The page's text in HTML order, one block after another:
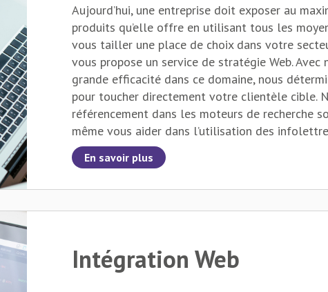
Aujourd’hui, une entreprise doit exposer au
produits qu’elle offre en utilisant tous les
vous tailler une place de choix dans votre
vous propose un service de stratégie Web. Avec
grande efficacité dans ce domaine, nous
pour toucher directement votre clientèle cible.
référencement dans les moteurs de recherche
même vous aider dans l’utilisation des
présents sur le Web, afin que ces moyens de
leur plein potentiel. Vous augmenterez ainsi
En savoir plus
Intégration Web